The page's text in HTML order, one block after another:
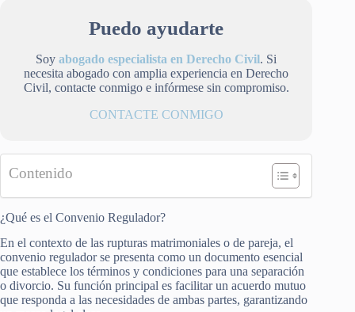
Puedo ayudarte
Soyabogado especialista en Derecho Civil. Si
necesita abogado con amplia experiencia en Derecho
Civil, contacte conmigo e infórmese sin compromiso.
CONTACTE CONMIGO
Contenido
¿Qué es el Convenio Regulador?
En el contexto de las rupturas matrimoniales o de pareja, el
convenio regulador se presenta como un documento esencial
que establece los términos y condiciones para una separación
o divorcio. Su función principal es facilitar un acuerdo mutuo
que responda a las necesidades de ambas partes, garantizando